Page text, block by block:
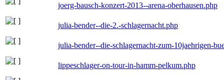
joerg-bausch-konzert-2013--arena-oberhausen.php
julia-bender--die-2.-schlagernacht.php
julia-bender--die-schlagernacht-zum-10jaehrigen-
lippeschlager-on-tour-in-hamm-pelkum.php